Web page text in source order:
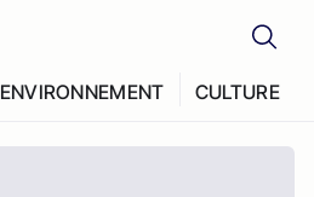
ENVIRONNEMENT CULTURE